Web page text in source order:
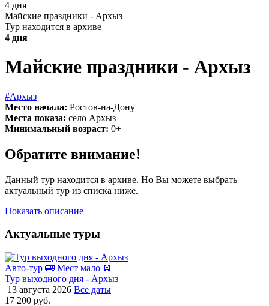
4 дня
Майские праздники - Архыз
Тур находится в архиве
4 дня
Майские праздники - Архыз
#Архыз
Место начала: Ростов-на-Дону
Места показа: село Архыз
Минимальный возраст: 0+
Обратите внимание!
Данный тур находится в архиве. Но Вы можете выбрать
актуальный тур из списка ниже.
Показать описание
Актуальные туры
Авто-тур 🚌 Мест мало 🪫
Тур выходного дня - Архыз
13 августа 2026 Все даты
17 200 руб.